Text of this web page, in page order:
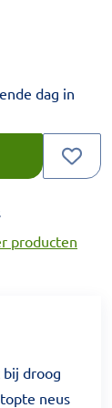
dag in
producten
droog
neus